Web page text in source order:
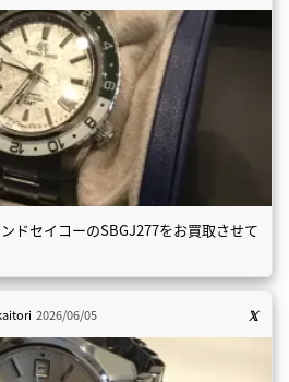
ドセイコーのSBGJ277をお買取させて
2026/06/05